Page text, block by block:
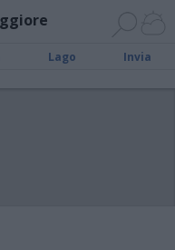
Lago Invia